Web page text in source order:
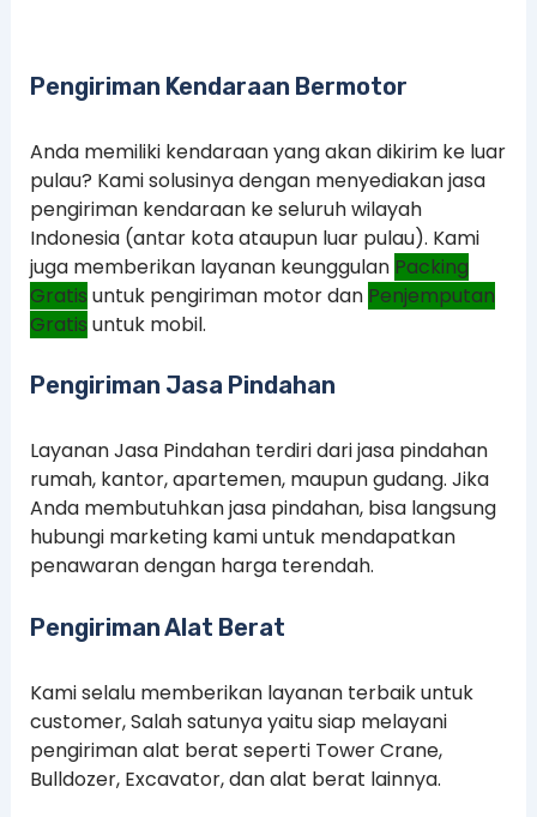
Pengiriman Kendaraan Bermotor
Anda memiliki kendaraan yang akan dikirim ke luar
pulau? Kami solusinya dengan menyediakan jasa
pengiriman kendaraan ke seluruh wilayah
Indonesia (antar kota ataupun luar pulau). Kami
juga memberikan layanan keunggulan Packing
Gratis untuk pengiriman motor dan Penjemputan
Gratis untuk mobil.
Pengiriman Jasa Pindahan
Layanan Jasa Pindahan terdiri dari jasa pindahan
rumah, kantor, apartemen, maupun gudang. Jika
Anda membutuhkan jasa pindahan, bisa langsung
hubungi marketing kami untuk mendapatkan
penawaran dengan harga terendah.
Pengiriman Alat Berat
Kami selalu memberikan layanan terbaik untuk
customer, Salah satunya yaitu siap melayani
pengiriman alat berat seperti Tower Crane,
Bulldozer, Excavator, dan alat berat lainnya.